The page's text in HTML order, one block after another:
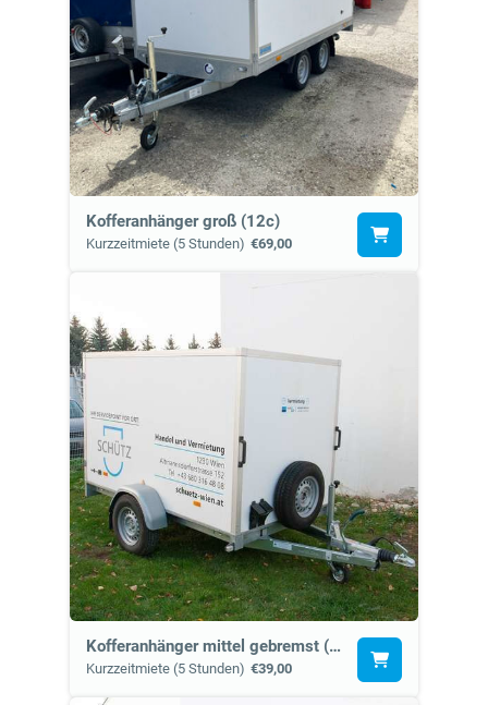
Kofferanhänger groß (12c)
Kurzzeitmiete (5 Stunden) €69,00
Kofferanhänger mittel gebremst (5c)
Kurzzeitmiete (5 Stunden) €39,00